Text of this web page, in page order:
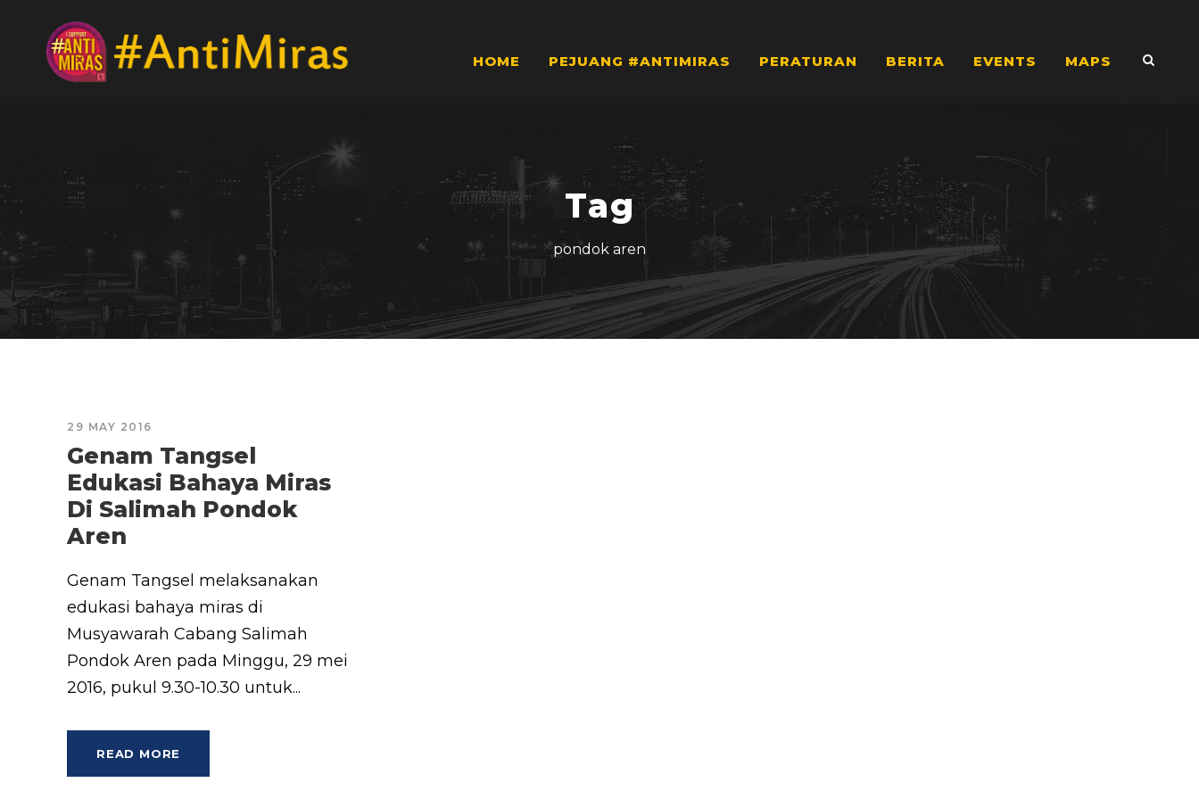
HOME PEJUANG #ANTIMIRAS PERATURAN BERITA EVENTS MAPS
Tag
pondok aren
29 MAY 2016
Genam Tangsel
Edukasi Bahaya Miras
Di Salimah Pondok
Aren
Genam Tangsel melaksanakan
edukasi bahaya miras di
Musyawarah Cabang Salimah
Pondok Aren pada Minggu, 29 mei
2016, pukul 9.30-10.30 untuk...
READ MORE